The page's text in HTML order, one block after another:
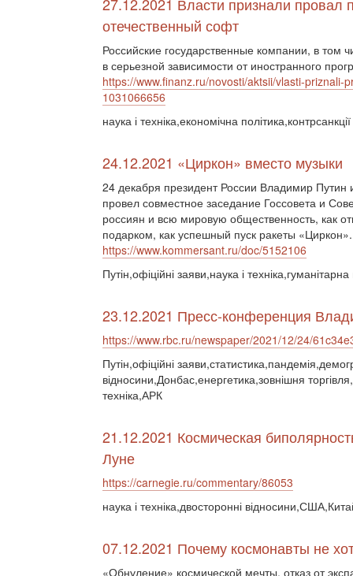
отечественный софт
Российские государственные компании, в том
в серьезной зависимости от иностранного
https://www.finanz.ru/novosti/aktsii/vlasti-
1031066656
наука і техніка,економічна політика,контрсанкції
24.12.2021 «Циркон» вместо музыки
24 декабря президент России Владимир
провел совместное заседание Госсовета и
россиян и всю мировую общественность, как
подарком, как успешный пуск ракеты «Циркон».
https://www.kommersant.ru/doc/5152106
Путін,офіційні заяви,наука і техніка,гуманітарна
23.12.2021 Пресс-конференция
https://www.rbc.ru/newspaper/2021/12/24/
Путін,офіційні
відносини,Донбас,енергетика,зовнішня
техніка,АРК
21.12.2021 Космическая
Луне
https://carnegie.ru/commentary/86053
наука і техніка,двосторонні
07.12.2021 Почему космонавты не
«Обнуление» космической мечты, отказ от